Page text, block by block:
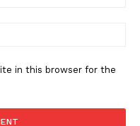
in this browser for the